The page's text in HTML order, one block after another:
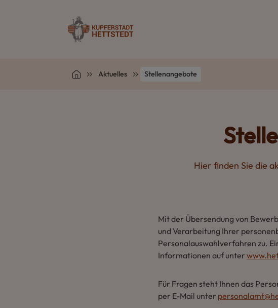
Aktuelles Stellenangebote
Hier finden Sie die
Mit der Übersendung von
und Verarbeitung Ihrer
Personalauswahlverfahren zu.
Informationen auf unter
Für Fragen steht Ihnen das
per E-Mail unter